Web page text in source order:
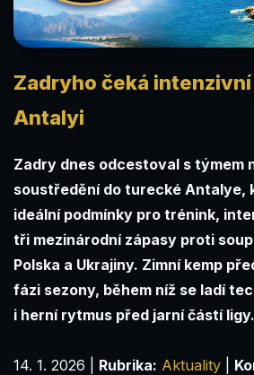
Zadryho čeká
Antalyi
Zadry dnes odcestoval s týmem
soustředění do turecké Antalye,
ideální podmínky pro trénink,
tři mezinárodní zápasy proti
Polska a Ukrajiny. Zimní kemp
fázi sezony, během níž se ladí
i herní rytmus před jarní částí ligy.
14. 1. 2026 Rubrika: Aktuality